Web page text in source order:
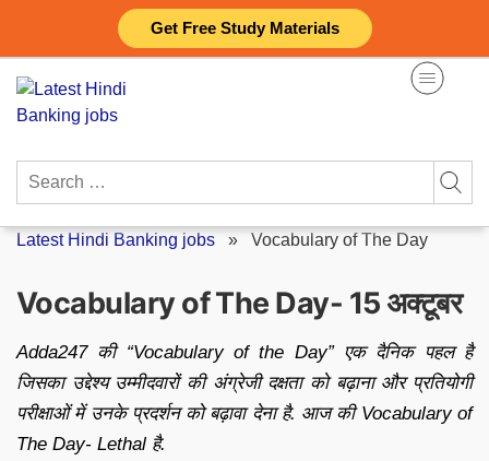
Get Free Study Materials
content
Search
Latest Hindi Banking jobs » Vocabulary of The Day
Vocabulary of The Day- 15 अक्टूबर
Adda247 की “Vocabulary of the Day” एक दैनिक पहल है
जिसका उद्देश्य उम्मीदवारों की अंग्रेजी दक्षता को बढ़ाना और प्रतियोगी
परीक्षाओं में उनके प्रदर्शन को बढ़ावा देना है. आज की Vocabulary of
The Day- Lethal है.